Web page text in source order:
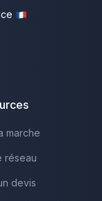
marche
réseau
devis